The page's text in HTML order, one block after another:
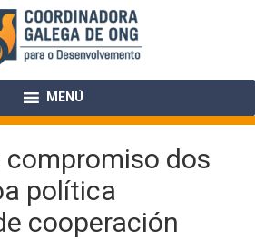
MENÚ
dos
política
cooperación